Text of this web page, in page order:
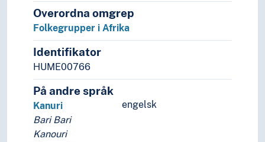
Fritid og sport
Generelt
Geografiske navn og historiske stedsnavn
Helse
Historie og historiefaget
Humaniora
Informatikk og informasjonsteknologi
Ingeniørfag
Kulturkunnskap
Kunst
Overordna omgrep
Folkegrupper i Afrika
Identifikator
HUME00766
På andre språk
engelsk
Kanuri
Bari Bari
Kanouri